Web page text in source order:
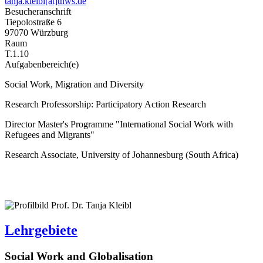
Besucheranschrift
Tiepolostraße 6
97070 Würzburg
Raum
T.1.10
Aufgabenbereich(e)
Social Work, Migration and Diversity
Research Professorship: Participatory Action Research
Director Master's Programme "International Social Work with
Refugees and Migrants"
Research Associate, University of Johannesburg (South Africa)
Lehrgebiete
Social Work and Globalisation